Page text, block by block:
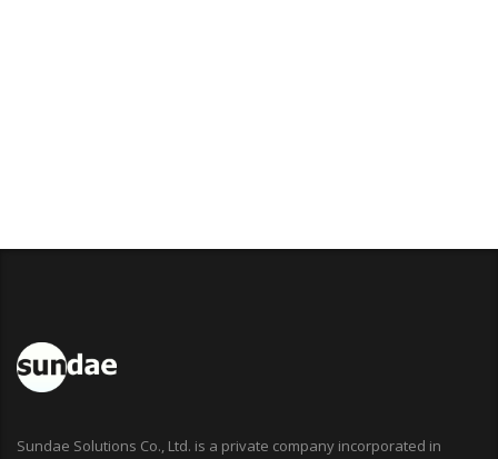
Sundae Solutions Co., Ltd. is a private company incorporated in